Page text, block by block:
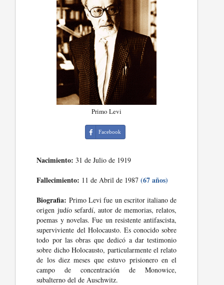
Primo Levi
Facebook
Nacimiento: 31 de Julio de 1919
Fallecimiento: 11 de Abril de 1987(67 años)
Biografia: Primo Levi fue un escritor italiano de
origen judío sefardí, autor de memorias, relatos,
poemas y novelas. Fue un resistente antifascista,
superviviente del Holocausto. Es conocido sobre
todo por las obras que dedicó a dar testimonio
sobre dicho Holocausto, particularmente el relato
de los diez meses que estuvo prisionero en el
campo de concentración de Monowice,
subalterno del de Auschwitz.